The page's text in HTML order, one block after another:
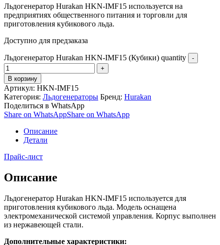
Льдогенератор Hurakan HKN-IMF15 используется на
предприятиях общественного питания и торговли для
приготовления кубикового льда.
Доступно для предзаказа
Льдогенератор Hurakan HKN-IMF15 (Кубики) quantity
В корзину
Артикул: HKN-IMF15
Категория: Льдогенераторы Бренд: Hurakan
Поделиться в WhatsApp
Share on WhatsAppShare on WhatsApp
Описание
Детали
Прайс-лист
Описание
Льдогенератор Hurakan HKN-IMF15 используется для
приготовления кубикового льда. Модель оснащена
электромеханической системой управления. Корпус выполнен
из нержавеющей стали.
Дополнительные характеристики: